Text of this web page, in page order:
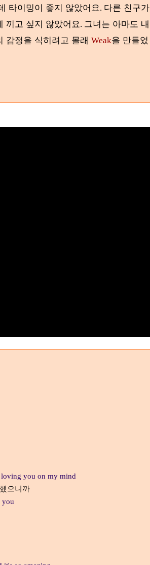
타이밍이 좋지 않았어요. 다른 친구가
끼고 싶지 않았어요. 그녀는 아마도 내
감정을 식히려고 몰래 Weak을 만들었
loving you on my mind
으니까
you